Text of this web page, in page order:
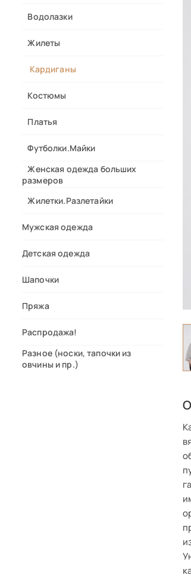
Водолазки
Жилеты
Кардиганы
Костюмы
Платья
Футболки.Майки
Женская одежда больших
размеров
Жилетки.Разлетайки
Мужская одежда
Детская одежда
Шапочки
Пряжа
Распродажа!
Разное (носки, тапочки из
овчины и пр.)